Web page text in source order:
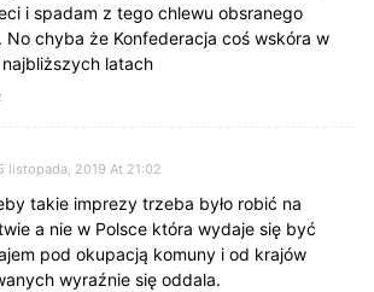
i spadam z tego chlewu obsranego
No chyba że Konfederacja coś wskóra w
latach
listopada, 2019 At 21:02
takie imprezy trzeba było robić na
a nie w Polsce która wydaje się być
pod okupacją komuny i od krajów
wyraźnie się oddala.